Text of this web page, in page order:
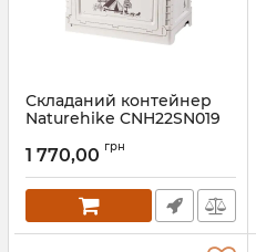
Складаний контейнер
Naturehike CNH22SN019
Артикул:7_65354
1 770,00 грн